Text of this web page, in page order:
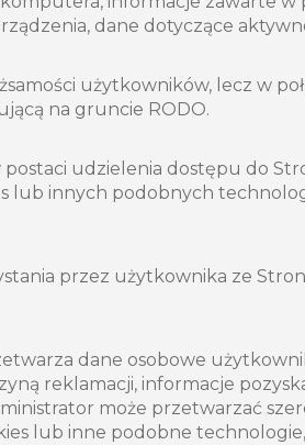
dane dotyczące
użytkowników, lecz w
na gruncie RODO.
udzielenia dostępu do
lub innych podobnych
przez użytkownika ze
dane osobowe
reklamacji, informacje
może przetwarzać
lub inne podobne